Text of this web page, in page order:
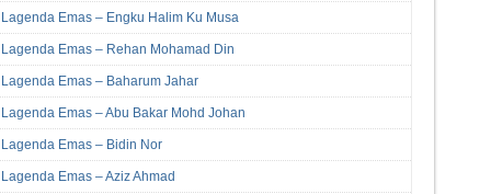
Lagenda Emas – Engku Halim Ku Musa
Lagenda Emas – Rehan Mohamad Din
Lagenda Emas – Baharum Jahar
Lagenda Emas – Abu Bakar Mohd Johan
Lagenda Emas – Bidin Nor
Lagenda Emas – Aziz Ahmad